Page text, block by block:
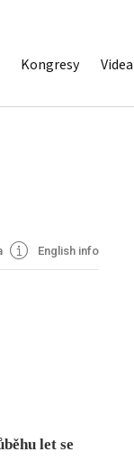
Kongresy Videa
English info
let se